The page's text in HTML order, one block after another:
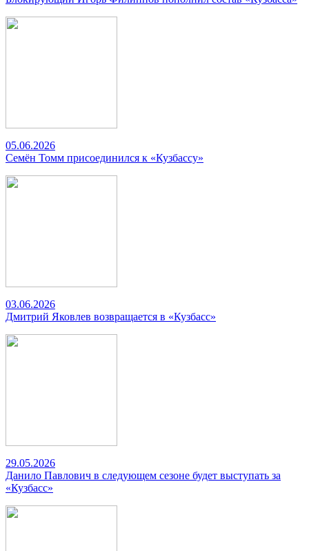
05.06.2026
Семён Томм присоединился к «Кузбассу»
03.06.2026
Дмитрий Яковлев возвращается в «Кузбасс»
29.05.2026
Данило Павлович в следующем сезоне будет выступать за
«Кузбасс»